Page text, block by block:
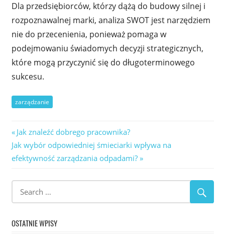
Dla przedsiębiorców, którzy dążą do budowy silnej i
rozpoznawalnej marki, analiza SWOT jest narzędziem
nie do przecenienia, ponieważ pomaga w
podejmowaniu świadomych decyzji strategicznych,
które mogą przyczynić się do długoterminowego
sukcesu.
zarządzanie
Nawigacja
wpisu
Previous
Post:
Jak znaleźć dobrego pracownika?
Next
Post:
Jak wybór odpowiedniej śmieciarki wpływa na
efektywność zarządzania odpadami?
OSTATNIE WPISY